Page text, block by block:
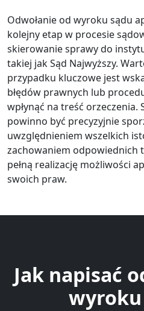
Odwołanie od wyroku sądu
kolejny etap w procesie
skierowanie sprawy do
takiej jak Sąd Najwyższy.
przypadku kluczowe jest
błędów prawnych lub
wpłynąć na treść orzeczenia.
powinno być precyzyjnie
uwzględnieniem wszelkich
zachowaniem odpowiednich
pełną realizację możliwości
swoich praw.
Jak napisać
wyroku